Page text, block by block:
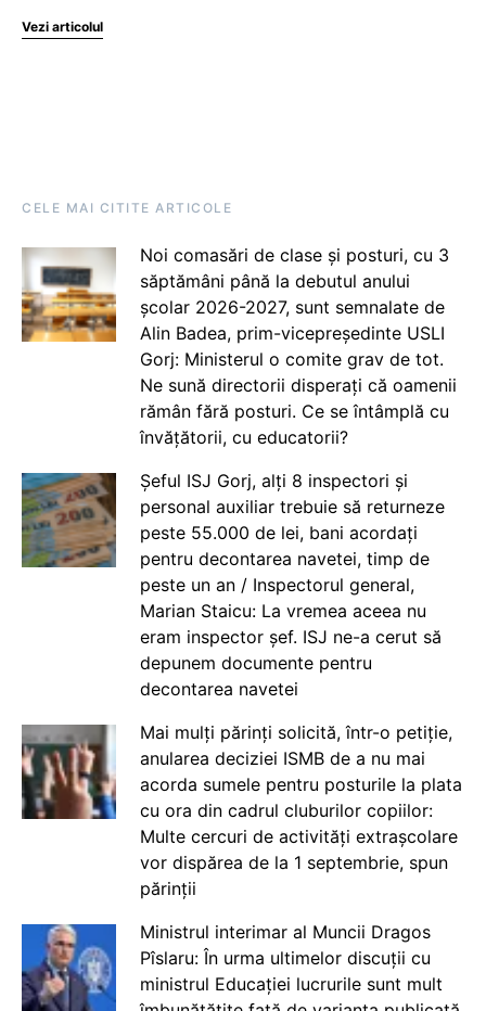
Vezi articolul
CELE MAI CITITE ARTICOLE
Noi comasări de clase și posturi, cu 3
săptămâni până la debutul anului
școlar 2026-2027, sunt semnalate de
Alin Badea, prim-vicepreședinte USLI
Gorj: Ministerul o comite grav de tot.
Ne sună directorii disperați că oamenii
rămân fără posturi. Ce se întâmplă cu
învățătorii, cu educatorii?
Șeful ISJ Gorj, alți 8 inspectori și
personal auxiliar trebuie să returneze
peste 55.000 de lei, bani acordați
pentru decontarea navetei, timp de
peste un an / Inspectorul general,
Marian Staicu: La vremea aceea nu
eram inspector șef. ISJ ne-a cerut să
depunem documente pentru
decontarea navetei
Mai mulți părinți solicită, într-o petiție,
anularea deciziei ISMB de a nu mai
acorda sumele pentru posturile la plata
cu ora din cadrul cluburilor copiilor:
Multe cercuri de activități extrașcolare
vor dispărea de la 1 septembrie, spun
părinții
Ministrul interimar al Muncii Dragos
Pîslaru: În urma ultimelor discuții cu
ministrul Educației lucrurile sunt mult